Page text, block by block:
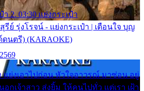
า 2. 03:30 แย่งกระเป๋า
รีย์ รุ่งโรจน์ - แย่งกระเป๋า | เตือนใจ บุญ
นตรี) (KARAOKE)
แย่งเอาไปก่อน หัวใจอาวรณ์ มาซ่อน อยู่
กเจ้าสาว ส่งยิ้ม ให้คนไปทั่ว แต่เรา เฝ้า